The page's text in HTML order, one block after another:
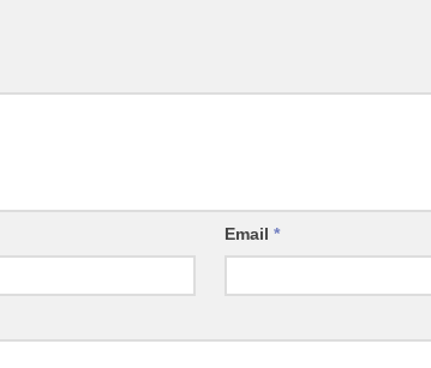
Email*